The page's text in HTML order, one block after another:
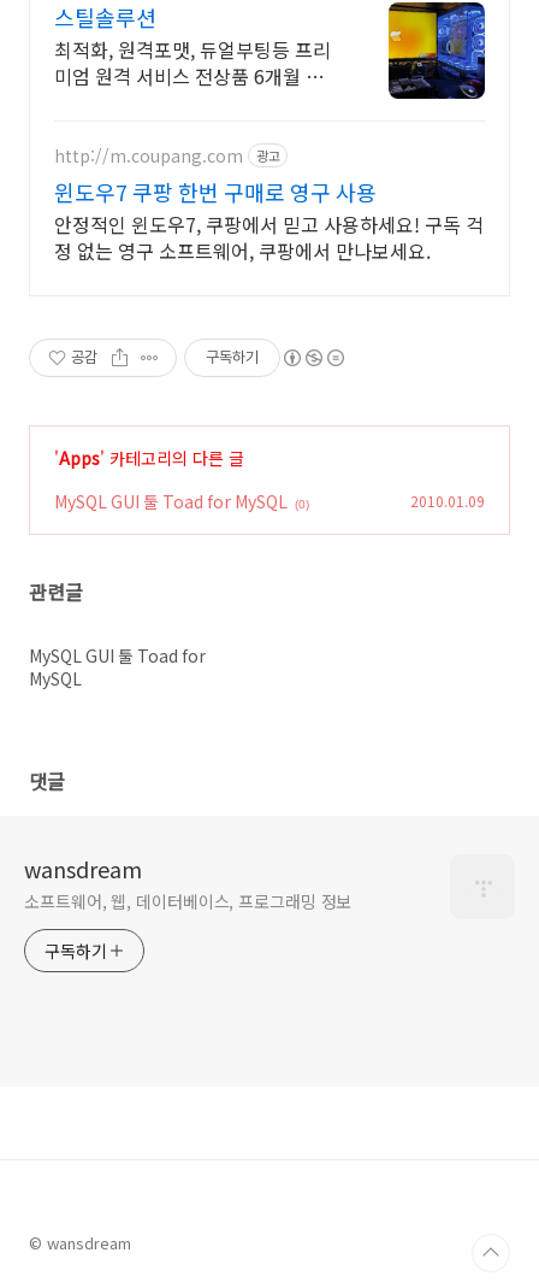
스틸솔루션
최적화, 원격포맷, 듀얼부팅등 프리
미엄 원격 서비스 전상품 6개월 무
http://m.coupang.com 광고
윈도우7 쿠팡 한번 구매로 영구 사용
안정적인 윈도우7, 쿠팡에서 믿고 사용하세요! 구독 걱
정 없는 영구 소프트웨어, 쿠팡에서 만나보세요.
공감 구독하기
'Apps' 카테고리의 다른 글
MySQL GUI 툴 Toad for MySQL (0) 2010.01.09
관련글
MySQL GUI 툴 Toad for
MySQL
댓글
wansdream
소프트웨어, 웹, 데이터베이스, 프로그래밍 정보
구독하기
© wansdream